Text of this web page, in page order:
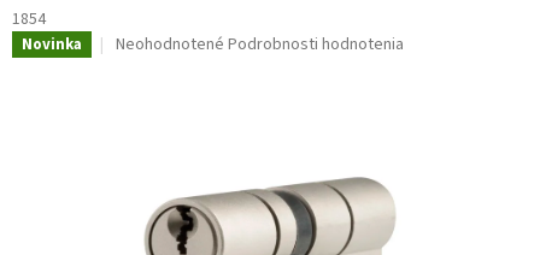
1854
Novinka
Priemerné
hviezdičiek.
Neohodnotené Podrobnosti hodnotenia